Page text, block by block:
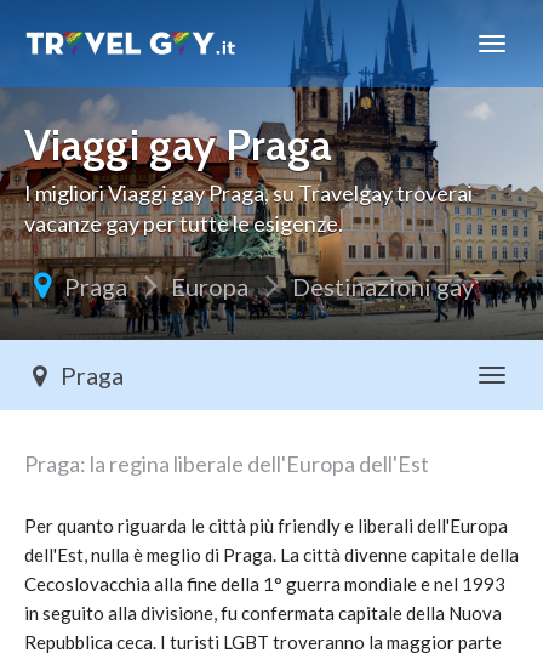
Travelgay
Viaggi gay Praga
I migliori Viaggi gay Praga, su Travelgay troverai
vacanze gay per tutte le esigenze.
Praga Europa Destinazioni gay
Praga
Praga: la regina liberale dell'Europa dell'Est
Per quanto riguarda le città più friendly e liberali dell'Europa
dell'Est, nulla è meglio di Praga. La città divenne capitaIe della
Cecoslovacchia alla fine della 1° guerra mondiale e nel 1993
in seguito alla divisione, fu confermata capitale della Nuova
Repubblica ceca. I turisti LGBT troveranno la maggior parte